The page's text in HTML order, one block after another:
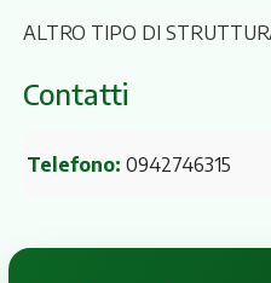
ALTRO TIPO DI
Contatti
Telefono: 0942746315